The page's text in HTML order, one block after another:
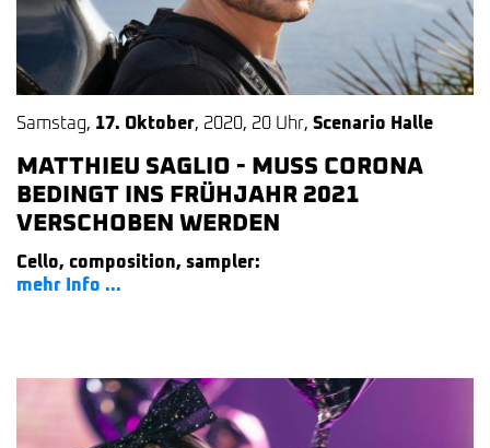
Samstag, 17. Oktober, 2020, 20 Uhr, Scenario Halle
MATTHIEU SAGLIO - MUSS CORONA
BEDINGT INS FRÜHJAHR 2021
VERSCHOBEN WERDEN
Cello, composition, sampler:
mehr Info ...